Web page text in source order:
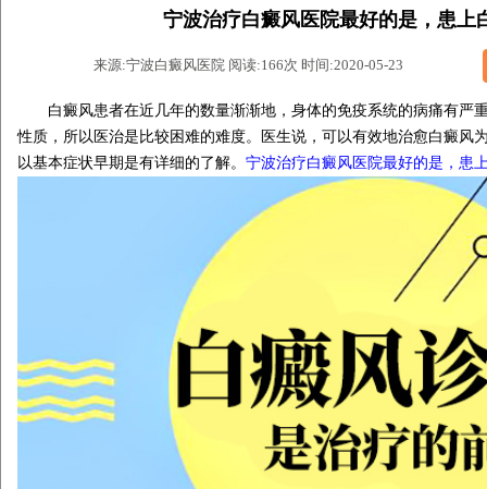
宁波治疗白癜风医院最好的是，患上
来源:宁波白癜风医院 阅读:166次 时间:2020-05-23
白癜风患者在近几年的数量渐渐地，身体的免疫系统的病痛有严
性质，所以医治是比较困难的难度。医生说，可以有效地治愈白癜风
以基本症状早期是有详细的了解。 宁波治疗白癜风医院最好的是，患